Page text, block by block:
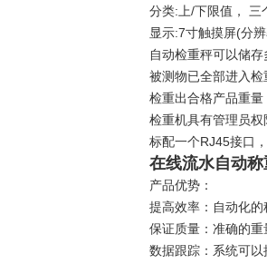
分类:上/下限值， 三
显示:7寸触摸屏(分
自动检重秤可以储
被测物已全部进入
检重出合格产品重
检重机具有管理员权
标配一个RJ45接口
在线流水自动
产品优势：
提高效率：自动化
保证质量：准确的
数据跟踪：系统可